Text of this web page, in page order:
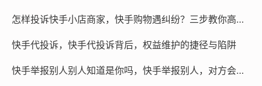
如果你自己无力处理,需要寻求专业团队协助处理，也要保
持高度警惕，所谓“专业封号团队”绝大多数并不专业，很
失，或诱导你下载不明软件、提供账号密码，导致个人信
怎样投诉快手小店商家，快手购物遇纠纷？三步教你高效投诉商家，别再吃哑巴亏！
快手代投诉，快手代投诉背后，权益维护的捷径与陷阱
快手举报别人别人知道是你吗，快手举报别人，对方会知道是我举报的吗？